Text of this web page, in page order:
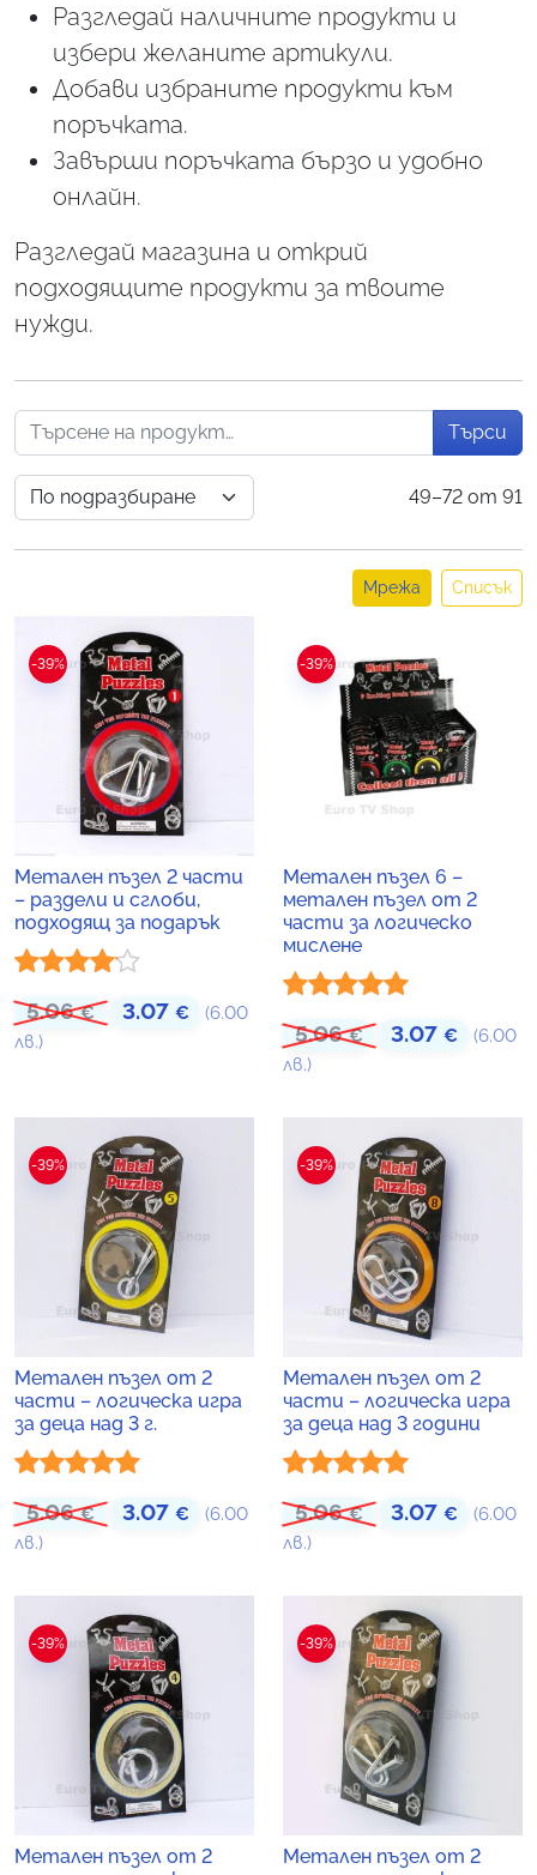
Разгледай наличните продукти и
избери желаните артикули.
Добави избраните продукти към
поръчката.
Завърши поръчката бързо и удобно
онлайн.
Разгледай магазина и открий
подходящите продукти за твоите
нужди.
49–72 от 91
Търси
Мрежа Списък
-39%
Метален пъзел 2 части
– раздели и сглоби,
подходящ за подарък
Оценено
с4.00
5.06€ Original price was: 5.06 €.
3.07 € Текущата цена е: 3.07 €.
(6.00
лв.)
-39%
Метален пъзел 6 –
метален пъзел от 2
части за логическо
мислене
Оценено с
5.00
5.06€ Original price
3.07 €
(6.00
лв.)
-39%
Метален пъзел от 2
части – логическа игра
за деца над 3 г.
Оценено с
5.00
5.06€ Original price was: 5.06 €.
3.07 € Текущата цена е: 3.07 €.
(6.00
лв.)
-39%
Метален пъзел от 2
части – логическа игра
за деца над 3 години
Оценено с
5.00
5.06€ Original price
3.07 €
(6.00
лв.)
-39%
Метален пъзел от 2
-39%
Метален пъзел от 2